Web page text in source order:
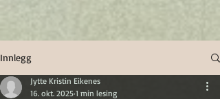
Innlegg
Jytte Kristin Eikenes
16. okt. 2025 1 min lesing